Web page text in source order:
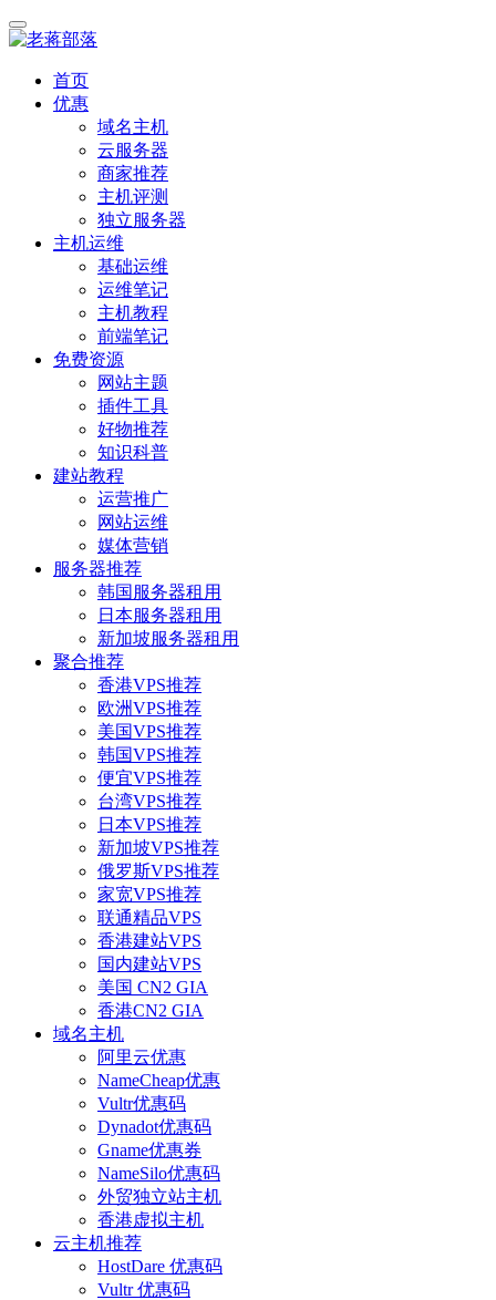
首页
优惠
域名主机
云服务器
商家推荐
主机评测
独立服务器
主机运维
基础运维
运维笔记
主机教程
前端笔记
免费资源
网站主题
插件工具
好物推荐
知识科普
建站教程
运营推广
网站运维
媒体营销
服务器推荐
韩国服务器租用
日本服务器租用
新加坡服务器租用
聚合推荐
香港VPS推荐
欧洲VPS推荐
美国VPS推荐
韩国VPS推荐
便宜VPS推荐
台湾VPS推荐
日本VPS推荐
新加坡VPS推荐
俄罗斯VPS推荐
家宽VPS推荐
联通精品VPS
香港建站VPS
国内建站VPS
美国 CN2 GIA
香港CN2 GIA
域名主机
阿里云优惠
NameCheap优惠
Vultr优惠码
Dynadot优惠码
Gname优惠券
NameSilo优惠码
外贸独立站主机
香港虚拟主机
云主机推荐
HostDare 优惠码
Vultr 优惠码